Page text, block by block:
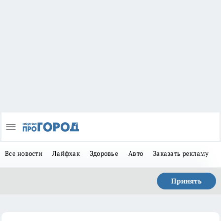
Все новости Лайфхак Здоровье Авто Заказать рекламу
Принять